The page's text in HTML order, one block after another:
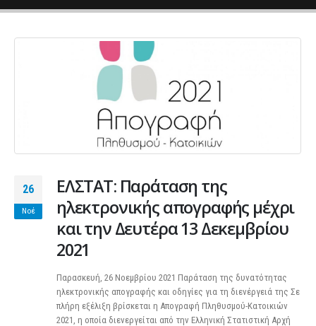
26
Νοέ
ΕΛΣΤΑΤ: Παράταση της
ηλεκτρονικής απογραφής μέχρι
και την Δευτέρα 13 Δεκεμβρίου
2021
Παρασκευή, 26 Νοεμβρίου 2021 Παράταση της δυνατότητας
ηλεκτρονικής απογραφής και οδηγίες για τη διενέργειά της Σε
πλήρη εξέλιξη βρίσκεται η Απογραφή Πληθυσμού-Κατοικιών
2021, η οποία διενεργείται από την Ελληνική Στατιστική Αρχή